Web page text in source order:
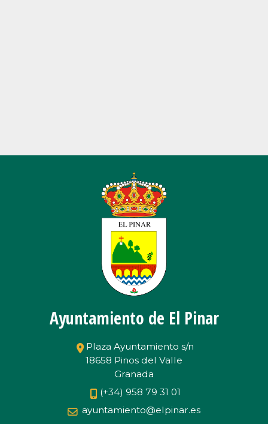
Ayuntamiento de El Pinar
Plaza Ayuntamiento s/n
18658 Pinos del Valle
Granada
(+34) 958 79 31 01
ayuntamiento@elpinar.es